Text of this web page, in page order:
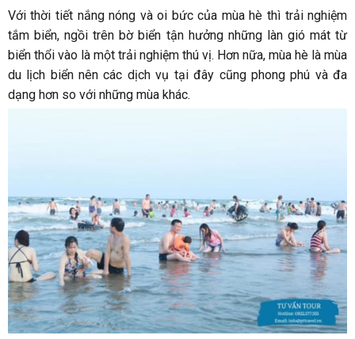
Với thời tiết nắng nóng và oi bức của mùa hè thì trải nghiệm
tắm biển, ngồi trên bờ biển tận hưởng những làn gió mát từ
biển thổi vào là một trải nghiệm thú vị. Hơn nữa, mùa hè là mùa
du lịch biển nên các dịch vụ tại đây cũng phong phú và đa
dạng hơn so với những mùa khác.